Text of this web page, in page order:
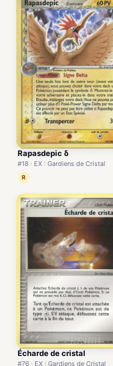
Rapasdepic δ
#18 · EX : Gardiens de Cristal
R
Écharde de cristal
#76 · EX : Gardiens de Cristal